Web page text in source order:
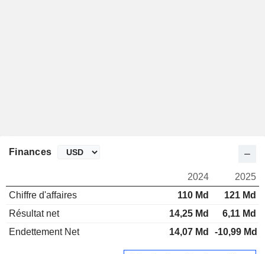
Finances
2024
2025
Chiffre d'affaires
110 Md
121 Md
Résultat net
14,25 Md
6,11 Md
Endettement Net
14,07 Md -10,99 Md